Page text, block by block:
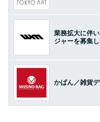
業務拡大に伴
ジャーを募集し
かばん／雑貨